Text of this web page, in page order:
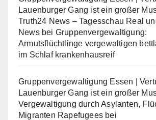
Lauenburger Gang ist ein großer
Truth24 News – Tagesschau Real
Newsbei Gruppenvergewaltigung:
Armutsflüchtlinge vergewaltigen
im Schlaf krankenhausreif
Gruppenvergewaltigung Essen |
Lauenburger Gang ist ein großer
Vergewaltigung durch Asylanten,
Migranten Rapefugees bei